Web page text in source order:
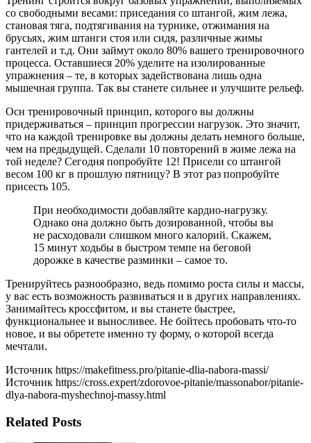
со свободными весами: приседания со штангой, жим лежа,
становая тяга, подтягивания на турнике, отжимания на
брусьях, жим штанги стоя или сидя, различные жимы
гантелей и т.д. Они займут около 80% вашего тренировочного
процесса. Оставшиеся 20% уделите на изолированные
упражнения – те, в которых задействована лишь одна
мышечная группа. Так вы станете сильнее и улучшите рельеф.
Осн тренировочный принцип, которого вы должны
придерживаться – принцип прогрессии нагрузок. Это значит,
что на каждой тренировке вы должны делать немного больше,
чем на предыдущей. Сделали 10 повторений в жиме лежа на
той неделе? Сегодня попробуйте 12! Присели со штангой
весом 100 кг в прошлую пятницу? В этот раз попробуйте
присесть 105.
При необходимости добавляйте кардио-нагрузку.
Однако она должно быть дозированной, чтобы вы
не расходовали слишком много калорий. Скажем,
15 минут ходьбы в быстром темпе на беговой
дорожке в качестве разминки – самое то.
Тренируйтесь разнообразно, ведь помимо роста силы и массы,
у вас есть возможность развиваться и в других направлениях.
Занимайтесь кроссфитом, и вы станете быстрее,
функциональнее и выносливее. Не бойтесь пробовать что-то
новое, и вы обретете именно ту форму, о которой всегда
мечтали.
Источник https://makefitness.pro/pitanie-dlia-nabora-massi/
Источник https://cross.expert/zdorovoe-pitanie/massonabor/pitanie-
dlya-nabora-myshechnoj-massy.html
Related Posts